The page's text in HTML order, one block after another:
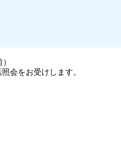
会をお受けします。